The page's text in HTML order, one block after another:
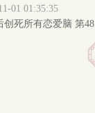
01 01:35:35
创死所有恋爱脑 第48